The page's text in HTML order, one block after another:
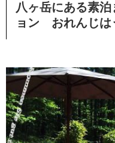
八ヶ岳にある素
ョン おれんじは